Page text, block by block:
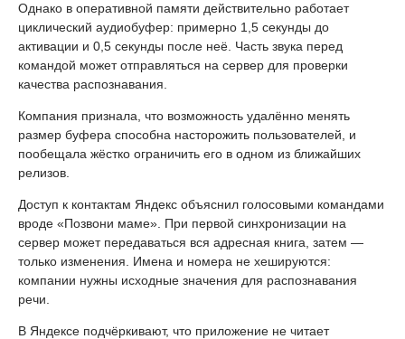
Однако в оперативной памяти действительно работает
циклический аудиобуфер: примерно 1,5 секунды до
активации и 0,5 секунды после неё. Часть звука перед
командой может отправляться на сервер для проверки
качества распознавания.
Компания признала, что возможность удалённо менять
размер буфера способна насторожить пользователей, и
пообещала жёстко ограничить его в одном из ближайших
релизов.
Доступ к контактам Яндекс объяснил голосовыми командами
вроде «Позвони маме». При первой синхронизации на
сервер может передаваться вся адресная книга, затем —
только изменения. Имена и номера не хешируются:
компании нужны исходные значения для распознавания
речи.
В Яндексе подчёркивают, что приложение не читает